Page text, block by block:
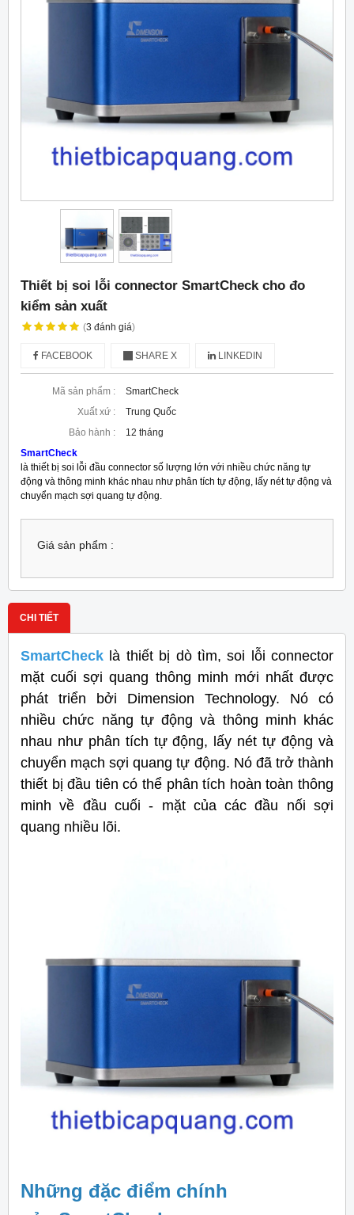
Thiết bị soi lỗi connector SmartCheck cho đo
kiểm sản xuất
(3 đánh giá)
FACEBOOK SHARE X LINKEDIN
Mã sản phẩm :
SmartCheck
Xuất xứ :
Trung Quốc
Bảo hành :
12 tháng
SmartCheck
là thiết bị soi lỗi đầu connector số lượng lớn với nhiều chức năng tự
động và thông minh khác nhau như phân tích tự động, lấy nét tự động và
chuyển mạch sợi quang tự động.
Giá sản phẩm :
CHI TIẾT
SmartCheck là thiết bị dò tìm, soi lỗi connector
mặt cuối sợi quang thông minh mới nhất được
phát triển bởi Dimension Technology. Nó có
nhiều chức năng tự động và thông minh khác
nhau như phân tích tự động, lấy nét tự động và
chuyển mạch sợi quang tự động. Nó đã trở thành
thiết bị đầu tiên có thể phân tích hoàn toàn thông
minh về đầu cuối - mặt của các đầu nối sợi
quang nhiều lõi.
Những đặc điểm chính